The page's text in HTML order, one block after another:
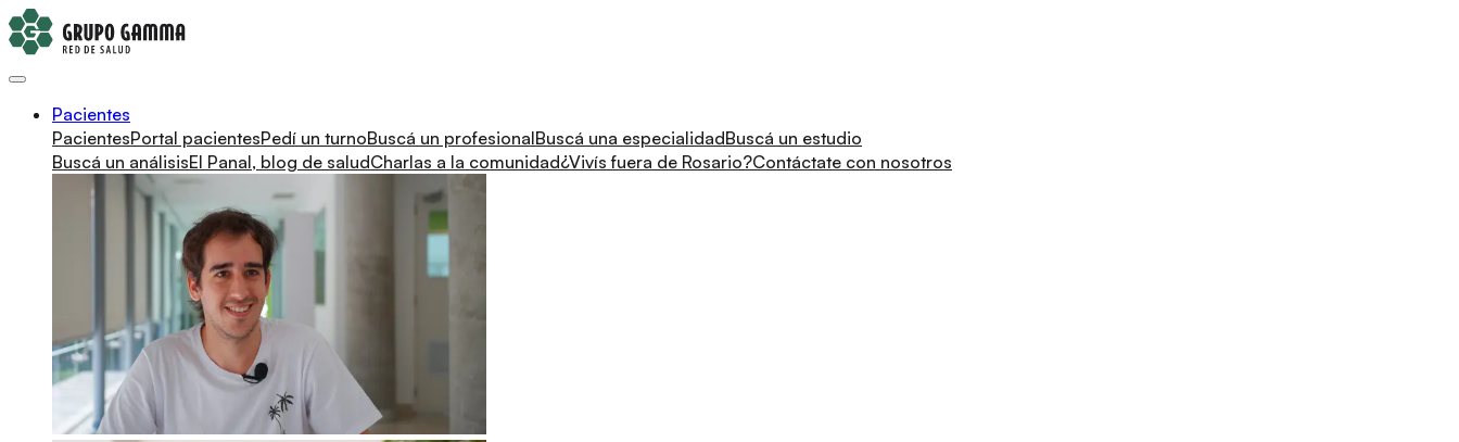
Pacientes
PacientesPortal pacientesPedí un turnoBuscá un profesionalBuscá una especialidadBuscá un estudio
Buscá un análisisEl Panal, blog de saludCharlas a la comunidad¿Vivís fuera de Rosario?Contáctate con nosotros